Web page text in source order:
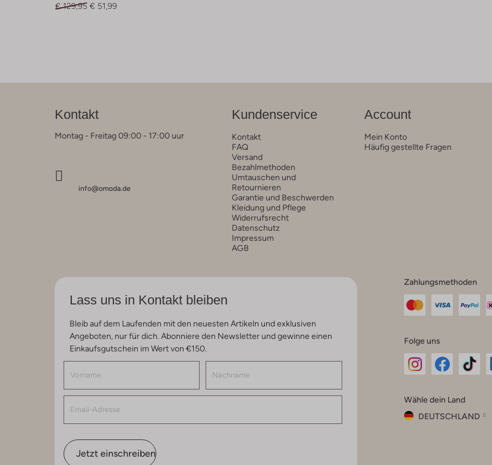
€ 129,95 € 51,99
Kontakt
Montag - Freitag 09:00 - 17:00 uur
info@omoda.de
Kundenservice
Kontakt
FAQ
Versand
Bezahlmethoden
Umtauschen und
Retournieren
Garantie und Beschwerden
Kleidung und Pflege
Widerrufsrecht
Datenschutz
Impressum
AGB
Account
Mein Konto
Häufig gestellte Fragen
Lass uns in Kontakt bleiben
Bleib auf dem Laufenden mit den neuesten Artikeln und exklusiven
Angeboten, nur für dich. Abonniere den Newsletter und gewinne einen
Einkaufsgutschein im Wert von €150.
Jetzt einschreiben
Zahlungsmethoden
Folge uns
Instagram
Facebook
TikTok
Wähle dein Land
DEUTSCHLAND